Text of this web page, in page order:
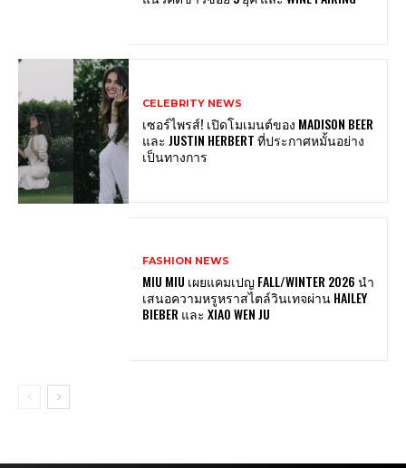
CELEBRITY NEWS
เซอร์ไพรส์! เปิดโมเมนต์ของ MADISON BEER
และ JUSTIN HERBERT ที่ประกาศหมั้นอย่าง
เป็นทางการ
FASHION NEWS
MIU MIU เผยแคมเปญ FALL/WINTER 2026 นำ
เสนอความหรูหราสไตล์วินเทจผ่าน HAILEY
BIEBER และ XIAO WEN JU